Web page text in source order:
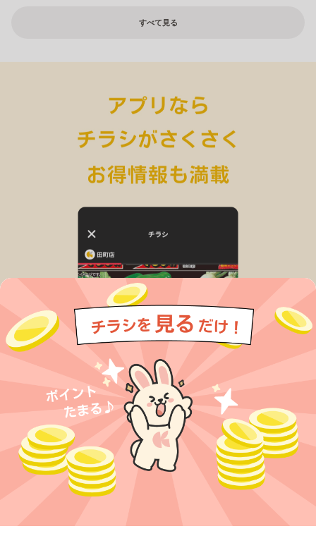
すべて見る